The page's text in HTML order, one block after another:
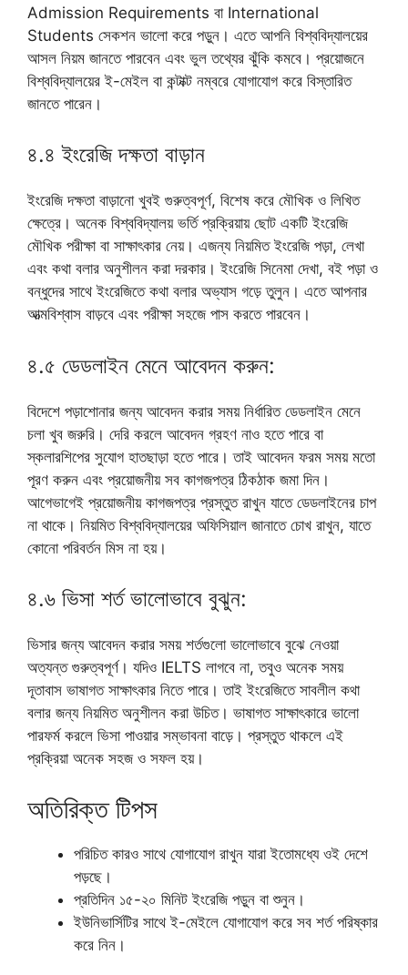
Admission Requirements বা International
Students সেকশন ভালো করে পড়ুন। এতে আপনি বিশ্ববিদ্যালয়ের
আসল নিয়ম জানতে পারবেন এবং ভুল তথ্যের ঝুঁকি কমবে। প্রয়োজনে
বিশ্ববিদ্যালয়ের ই-মেইল বা কন্টাক্ট নম্বরে যোগাযোগ করে বিস্তারিত
জানতে পারেন।
৪.৪ ইংরেজি দক্ষতা বাড়ান
ইংরেজি দক্ষতা বাড়ানো খুবই গুরুত্বপূর্ণ, বিশেষ করে মৌখিক ও লিখিত
ক্ষেত্রে। অনেক বিশ্ববিদ্যালয় ভর্তি প্রক্রিয়ায় ছোট একটি ইংরেজি
মৌখিক পরীক্ষা বা সাক্ষাৎকার নেয়। এজন্য নিয়মিত ইংরেজি পড়া, লেখা
এবং কথা বলার অনুশীলন করা দরকার। ইংরেজি সিনেমা দেখা, বই পড়া ও
বন্ধুদের সাথে ইংরেজিতে কথা বলার অভ্যাস গড়ে তুলুন। এতে আপনার
আত্মবিশ্বাস বাড়বে এবং পরীক্ষা সহজে পাস করতে পারবেন।
৪.৫ ডেডলাইন মেনে আবেদন করুন:
বিদেশে পড়াশোনার জন্য আবেদন করার সময় নির্ধারিত ডেডলাইন মেনে
চলা খুব জরুরি। দেরি করলে আবেদন গ্রহণ নাও হতে পারে বা
স্কলারশিপের সুযোগ হাতছাড়া হতে পারে। তাই আবেদন ফরম সময় মতো
পূরণ করুন এবং প্রয়োজনীয় সব কাগজপত্র ঠিকঠাক জমা দিন।
আগেভাগেই প্রয়োজনীয় কাগজপত্র প্রস্তুত রাখুন যাতে ডেডলাইনের চাপ
না থাকে। নিয়মিত বিশ্ববিদ্যালয়ের অফিসিয়াল জানাতে চোখ রাখুন, যাতে
কোনো পরিবর্তন মিস না হয়।
৪.৬ ভিসা শর্ত ভালোভাবে বুঝুন:
ভিসার জন্য আবেদন করার সময় শর্তগুলো ভালোভাবে বুঝে নেওয়া
অত্যন্ত গুরুত্বপূর্ণ। যদিও IELTS লাগবে না, তবুও অনেক সময়
দূতাবাস ভাষাগত সাক্ষাৎকার নিতে পারে। তাই ইংরেজিতে সাবলীল কথা
বলার জন্য নিয়মিত অনুশীলন করা উচিত। ভাষাগত সাক্ষাৎকারে ভালো
পারফর্ম করলে ভিসা পাওয়ার সম্ভাবনা বাড়ে। প্রস্তুত থাকলে এই
প্রক্রিয়া অনেক সহজ ও সফল হয়।
অতিরিক্ত টিপস
পরিচিত কারও সাথে যোগাযোগ রাখুন যারা ইতোমধ্যে ওই দেশে
পড়ছে।
প্রতিদিন ১৫-২০ মিনিট ইংরেজি পড়ুন বা শুনুন।
ইউনিভার্সিটির সাথে ই-মেইলে যোগাযোগ করে সব শর্ত পরিষ্কার
করে নিন।